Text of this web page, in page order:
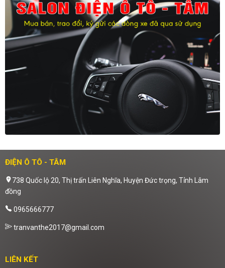
ĐIỆN Ô TÔ - TÂM
738 Quốc lộ 20, Thị trấn Liên Nghĩa, Huyện Đức trọng, Tỉnh Lâm
đồng
0965666777
tranvanthe2017@gmail.com
LIÊN KẾT